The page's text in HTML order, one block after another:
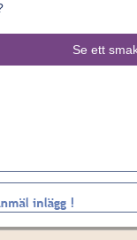
Se ett